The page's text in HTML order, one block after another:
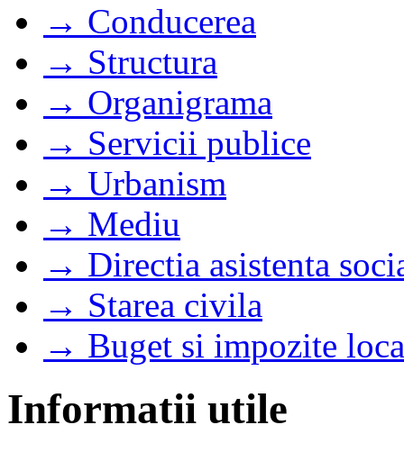
→ Conducerea
→ Structura
→ Organigrama
→ Servicii publice
→ Urbanism
→ Mediu
→ Directia asistenta
→ Starea civila
→ Buget si impozite
Informatii utile